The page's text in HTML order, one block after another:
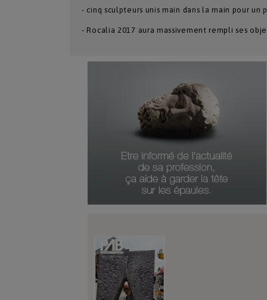
- cinq sculpteurs unis main dans la main pour un
- Rocalia 2017 aura massivement rempli ses
Numéro Du Produit
Type De Produit
Genre Du Produit